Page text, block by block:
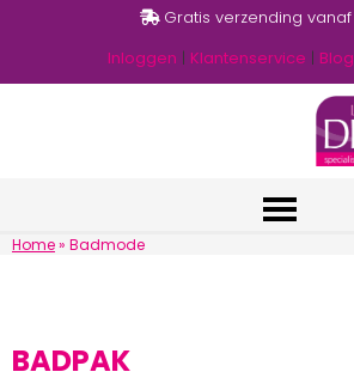
Gratis verzending vanaf €75,-
Inloggen | Klantenservice | Blog
Home» Badmode
BADPAK